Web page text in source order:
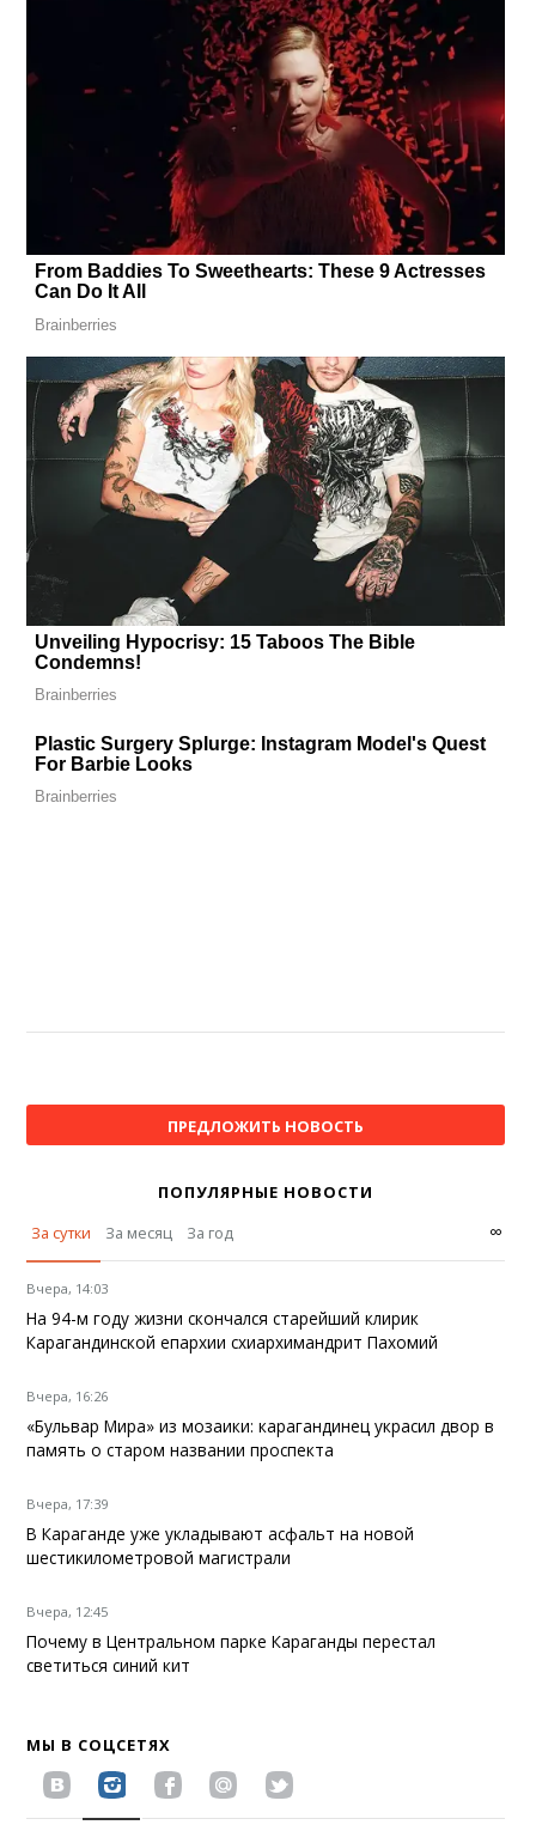
ПРЕДЛОЖИТЬ НОВОСТЬ
ПОПУЛЯРНЫЕ НОВОСТИ
За сутки
За месяц За год ∞
Вчера, 14:03
На 94-м году жизни скончался старейший клирик
Карагандинской епархии схиархимандрит Пахомий
Вчера, 16:26
«Бульвар Мира» из мозаики: карагандинец украсил двор в
память о старом названии проспекта
Вчера, 17:39
В Караганде уже укладывают асфальт на новой
шестикилометровой магистрали
Вчера, 12:45
Почему в Центральном парке Караганды перестал
светиться синий кит
МЫ В СОЦСЕТЯХ